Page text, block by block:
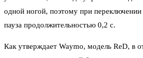
одной ногой, поэтому при
пауза продолжительностью 0,2 с.
Как утверждает Waymo, модель ReD, в